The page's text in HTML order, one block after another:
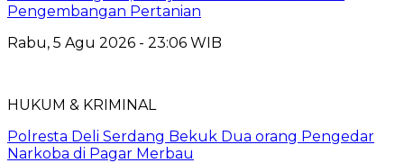
Pengembangan Pertanian
Rabu, 5 Agu 2026 - 23:06 WIB
HUKUM & KRIMINAL
Polresta Deli Serdang Bekuk Dua orang Pengedar
Narkoba di Pagar Merbau